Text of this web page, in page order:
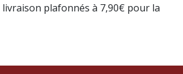
livraison plafonnés à 7,90€ pour la